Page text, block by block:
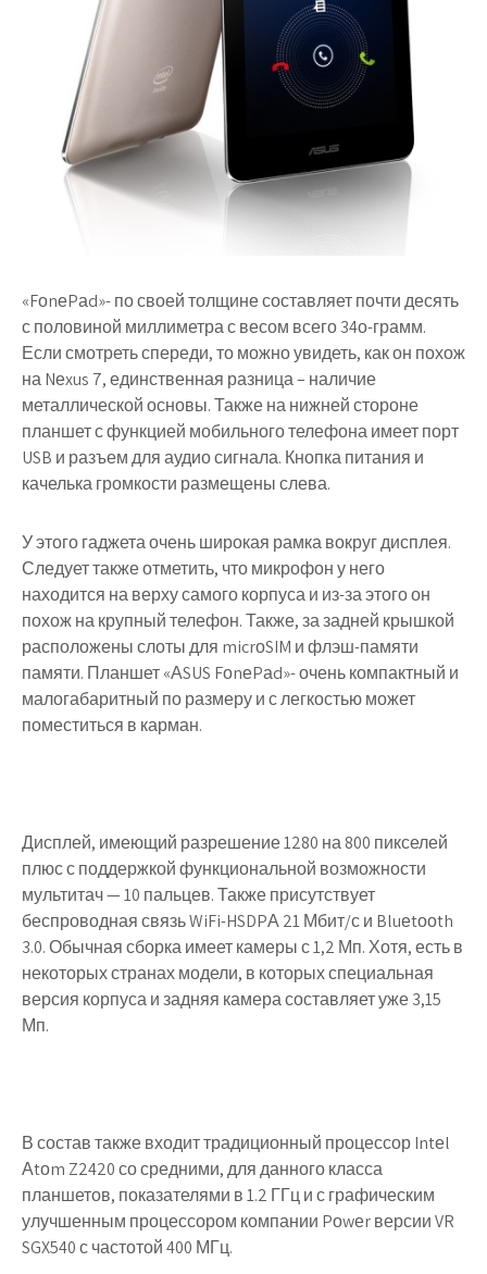
«FоnеPаd»- по своей толщине составляет почти десять
с половиной миллиметра с весом всего 34о-грамм.
Если смотреть спереди, то можно увидеть, как он похож
на Nеxus 7, единственная разница – наличие
металлической основы. Также на нижней стороне
планшет с функцией мобильного телефона имеет порт
USB и разъем для аудио сигнала. Кнопка питания и
качелька громкости размещены слева.
У этого гаджета очень широкая рамка вокруг дисплея.
Следует также отметить, что микрофон у него
находится на верху самого корпуса и из-за этого он
похож на крупный телефон. Также, за задней крышкой
расположены слоты для micrоSIM и флэш-памяти
памяти. Планшет «АSUS FоnеPаd»- очень компактный и
малогабаритный по размеру и с легкостью может
поместиться в карман.
Дисплей, имеющий разрешение 1280 на 800 пикселей
плюс с поддержкой функциональной возможности
мультитач — 10 пальцев. Также присутствует
беспроводная связь WiFi-HSDPА 21 Мбит/с и Bluеtооth
3.0. Обычная сборка имеет камеры с 1,2 Мп. Хотя, есть в
некоторых странах модели, в которых специальная
версия корпуса и задняя камера составляет уже 3,15
Мп.
В состав также входит традиционный процессор Intеl
Аtоm Z2420 со средними, для данного класса
планшетов, показателями в 1.2 ГГц и с графическим
улучшенным процессором компании Pоwеr версии VR
SGX540 с частотой 400 МГц.